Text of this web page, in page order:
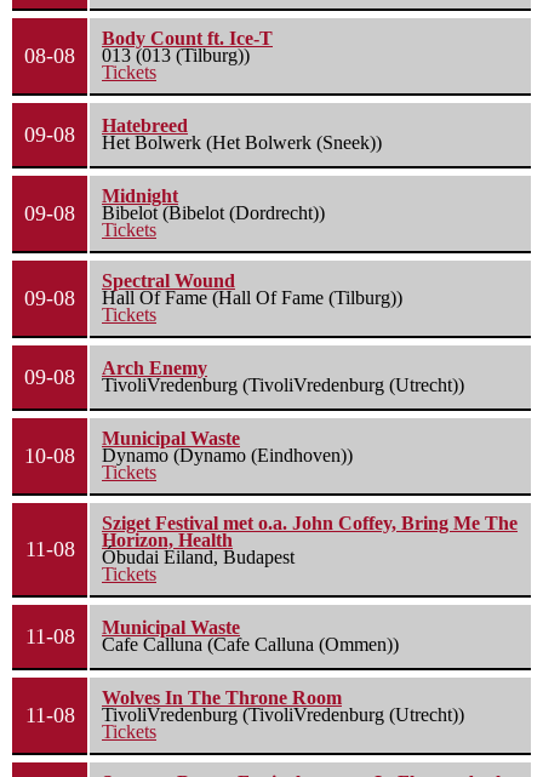
08-08
Body Count ft. Ice-T
013 (013 (Tilburg))
Tickets
09-08
Hatebreed
Het Bolwerk (Het Bolwerk (Sneek))
09-08
Midnight
Bibelot (Bibelot (Dordrecht))
Tickets
09-08
Spectral Wound
Hall Of Fame (Hall Of Fame (Tilburg))
Tickets
09-08
Arch Enemy
TivoliVredenburg (TivoliVredenburg (Utrecht))
10-08
Municipal Waste
Dynamo (Dynamo (Eindhoven))
Tickets
11-08
Sziget Festival met o.a. John Coffey, Bring Me The
Horizon, Health
Óbudai Eiland, Budapest
Tickets
11-08
Municipal Waste
Cafe Calluna (Cafe Calluna (Ommen))
11-08
Wolves In The Throne Room
TivoliVredenburg (TivoliVredenburg (Utrecht))
Tickets